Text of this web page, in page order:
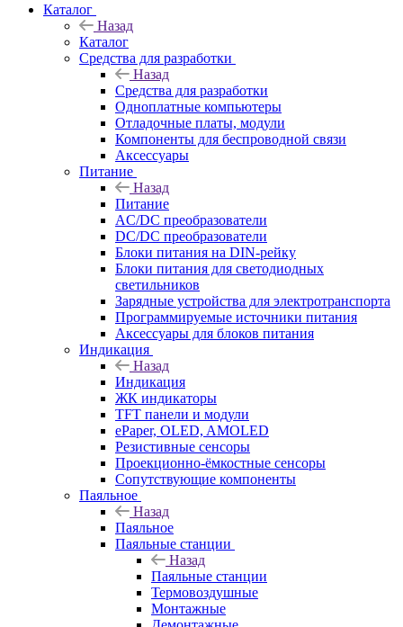
Каталог
Назад
Каталог
Средства для разработки
Назад
Средства для разработки
Одноплатные компьютеры
Отладочные платы, модули
Компоненты для беспроводной связи
Аксессуары
Питание
Назад
Питание
AC/DC преобразователи
DC/DC преобразователи
Блоки питания на DIN-рейку
Блоки питания для светодиодных
светильников
Зарядные устройства для электротранспорта
Программируемые источники питания
Аксессуары для блоков питания
Индикация
Назад
Индикация
ЖК индикаторы
TFT панели и модули
ePaper, OLED, AMOLED
Резистивные сенсоры
Проекционно-ёмкостные сенсоры
Сопутствующие компоненты
Паяльное
Назад
Паяльное
Паяльные станции
Назад
Паяльные станции
Термовоздушные
Монтажные